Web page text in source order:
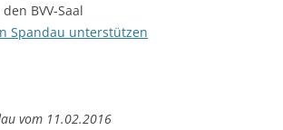
BVV-Saal
Spandau unterstützen
vom 11.02.2016